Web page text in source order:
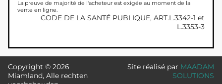
La preuve de majorité de l'acheteur est exigée au moment de la
vente en ligne.
CODE DE LA SANTÉ PUBLIQUE, ART.L.3342-1 et
L.3353-3
Copyright © 2026
Miamland, Alle rechten
Site réalisé par MAADAM
SOLUTIONS